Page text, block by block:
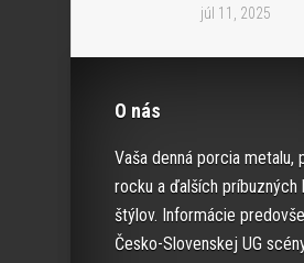
júl 11, 2025
O nás
Vaša denná porcia metalu,
rocku a ďalších príbuzných
štýlov. Informácie
Česko-Slovenskej UG